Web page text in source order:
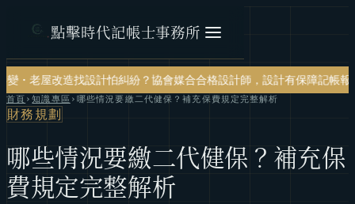
點擊時代記帳士事務所
糾紛？協會媒合合格設計師，設計有保障記帳報稅・節稅規劃・帳務健
首頁 ›知識專區 › 哪些情況要繳二代健保？補充保費規定完整解析
財務規劃
哪些情況要繳二代健保？補充保
費規定完整解析